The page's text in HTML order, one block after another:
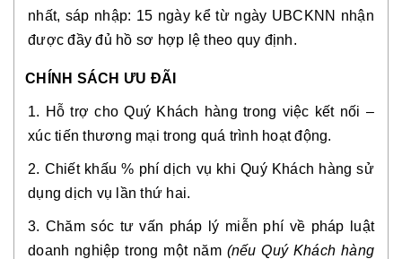
nhất, sáp nhập: 15 ngày kể từ ngày UBCKNN nhận
được đầy đủ hồ sơ hợp lệ theo quy định.
CHÍNH SÁCH ƯU ĐÃI
1. Hỗ trợ cho Quý Khách hàng trong việc kết nối –
xúc tiến thương mại trong quá trình hoạt động.
2. Chiết khấu % phí dịch vụ khi Quý Khách hàng sử
dụng dịch vụ lần thứ hai.
3. Chăm sóc tư vấn pháp lý miễn phí về pháp luật
doanh nghiệp trong một năm (nếu Quý Khách hàng